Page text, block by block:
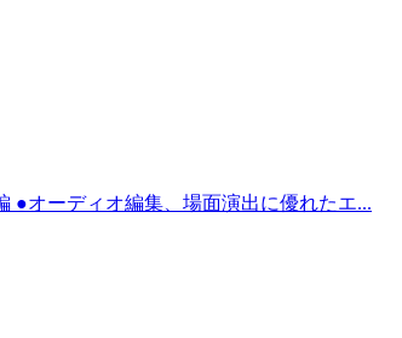
●オーディオ編集、場面演出に優れたエ...